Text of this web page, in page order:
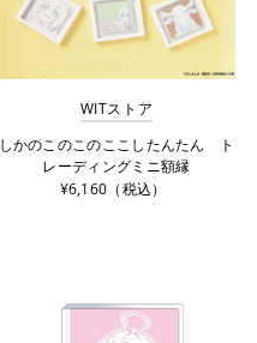
WITストア
しかのこのこのここしたんたん ト
レーディングミニ額縁
¥6,160（税込）